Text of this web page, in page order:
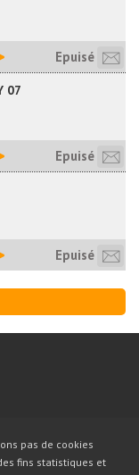
Epuisé
07
Epuisé
Epuisé
pas de cookies
fins statistiques et